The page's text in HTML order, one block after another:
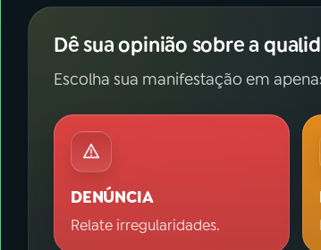
Dê sua opinião sobre a
Escolha sua manifestação em
DENÚNCIA
Relate irregularidades.